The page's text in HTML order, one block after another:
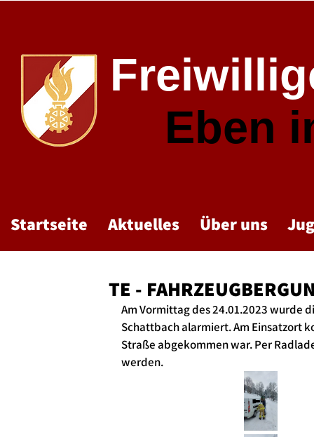
Eben
Startseite Aktuelles Über uns
TE -
Am Vormittag des 24.01.2023 wurde
Schattbach alarmiert. Am Einsatzort
Straße abgekommen war. Per
werden.